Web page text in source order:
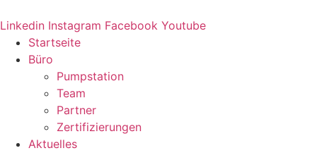
Inhalt
springen
Linkedin Instagram Facebook Youtube
Startseite
Büro
Pumpstation
Team
Partner
Zertifizierungen
Aktuelles